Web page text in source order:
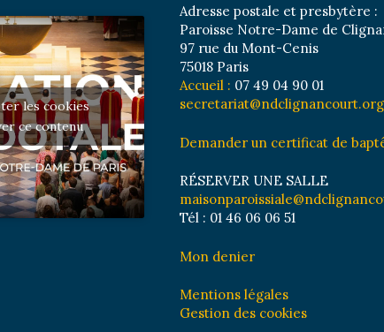
les cookies
ce contenu
Adresse postale et presbytère :
Paroisse Notre-Dame de
97 rue du Mont-Cenis
75018 Paris
Accueil : 07 49 04 90 01
secretariat@ndclignancourt.org
Demander un certificat de
RÉSERVER UNE SALLE
Tél : 01 46 06 06 51
Mon denier
Mentions légales
Gestion des cookies